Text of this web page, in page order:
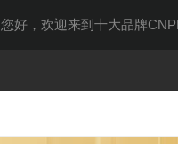
您好，欢迎来到十大品牌